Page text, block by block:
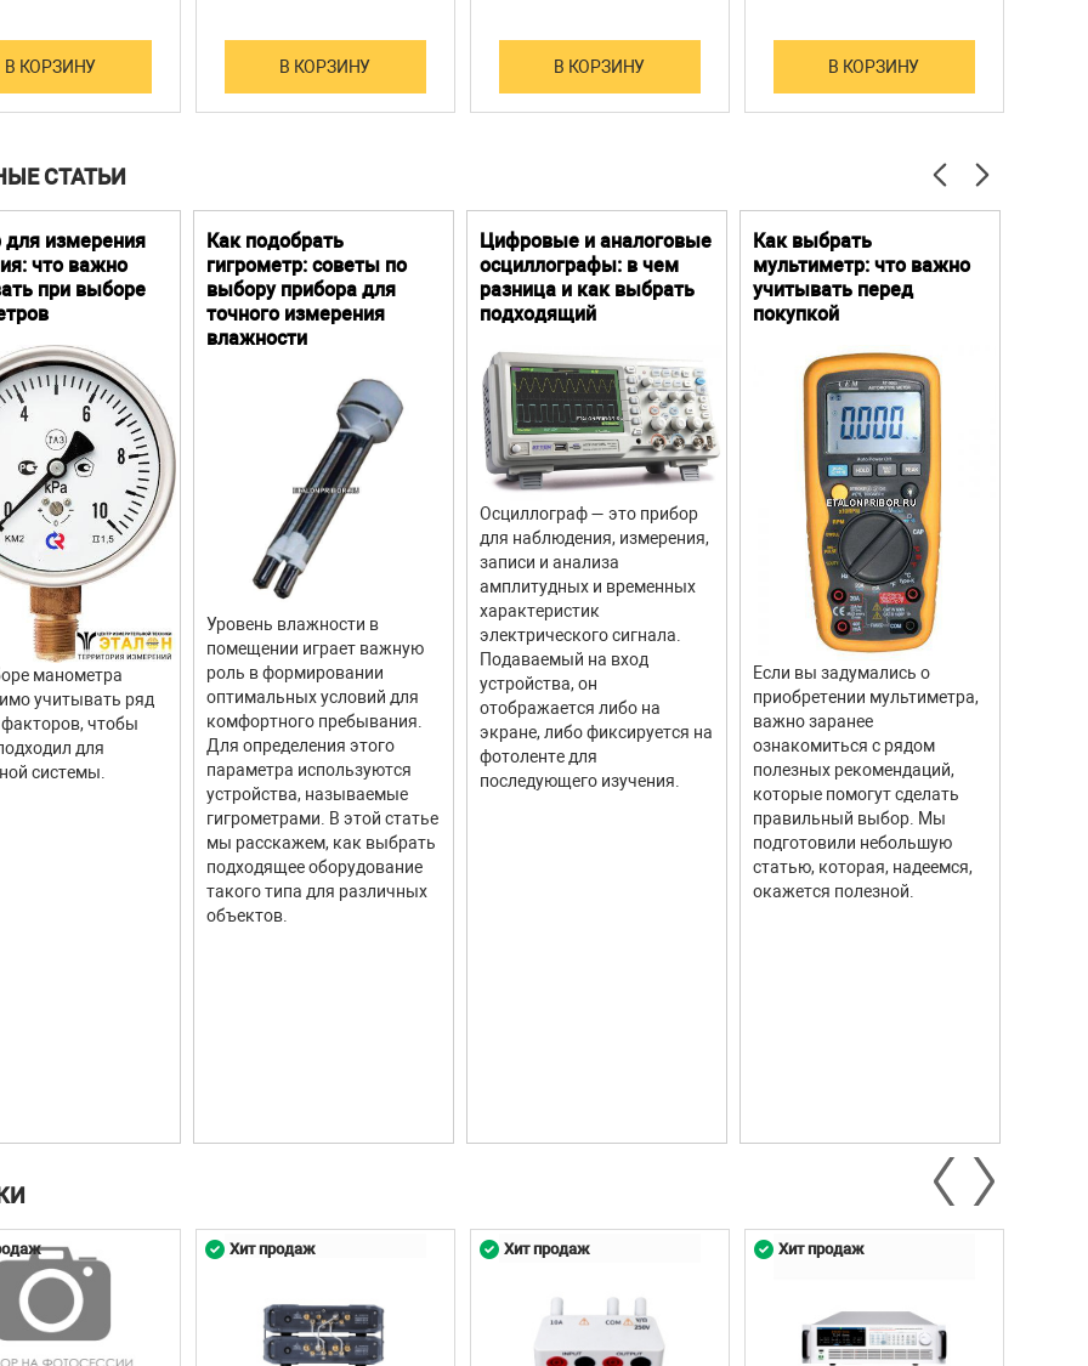
В КОРЗИНУ В КОРЗИНУ В КОРЗИНУ В КОРЗИНУ
СТАТЬИ
для измерения
что важно
при выборе
манометра
учитывать ряд
чтобы
для
системы.
Как подобрать
гигрометр: советы по
выбору прибора для
точного измерения
влажности
Уровень влажности в
помещении играет важную
роль в формировании
оптимальных условий для
комфортного пребывания.
Для определения этого
параметра используются
устройства, называемые
гигрометрами. В этой статье
мы расскажем, как выбрать
подходящее оборудование
такого типа для различных
объектов.
Цифровые и аналоговые
осциллографы: в чем
разница и как выбрать
подходящий
Осциллограф — это прибор
для наблюдения, измерения,
записи и анализа
амплитудных и временных
характеристик
электрического сигнала.
Подаваемый на вход
устройства, он
отображается либо на
экране, либо фиксируется на
фотоленте для
последующего изучения.
Как выбрать
мультиметр: что важно
учитывать перед
покупкой
Если вы задумались о
приобретении мультиметра,
важно заранее
ознакомиться с рядом
полезных рекомендаций,
которые помогут сделать
правильный выбор. Мы
подготовили небольшую
статью, которая, надеемся,
окажется полезной.
Хит продаж Хит продаж Хит продаж